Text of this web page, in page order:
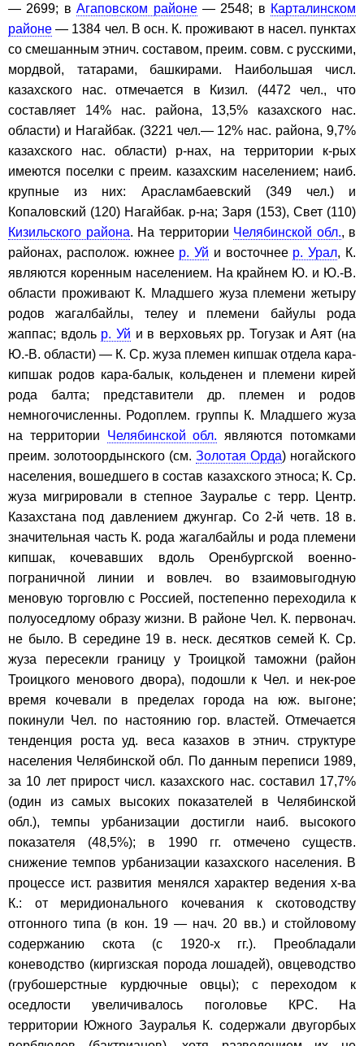
— 2699; вАгаповском районе— 2548; в Карталинском
районе — 1384 чел. В осн. К. проживают в насел. пунктах
со смешанным этнич. составом, преим. совм. с русскими,
мордвой, татарами, башкирами. Наибольшая числ.
казахского нас. отмечается в Кизил. (4472 чел., что
составляет 14% нас. района, 13,5% казахского нас.
области) и Нагайбак. (3221 чел.— 12% нас. района, 9,7%
казахского нас. области) р-нах, на территории к-рых
имеются поселки с преим. казахским населением; наиб.
крупные из них: Арасламбаевский (349 чел.) и
Копаловский (120) Нагайбак. р-на; Заря (153), Свет (110)
Кизильского района. На территории Челябинской обл., в
районах, располож. южнее р. Уй и восточнее р. Урал, К.
являются коренным населением. На крайнем Ю. и Ю.-В.
области проживают К. Младшего жуза племени жетыру
родов жагалбайлы, телеу и племени байулы рода
жаппас; вдоль р. Уй и в верховьях рр. Тогузак и Аят (на
Ю.-В. области) — К. Ср. жуза племен кипшак отдела кара-
кипшак родов кара-балык, кольденен и племени кирей
рода балта; представители др. племен и родов
немногочисленны. Родоплем. группы К. Младшего жуза
на территории Челябинской обл. являются потомками
преим. золотоордынского (см. Золотая Орда) ногайского
населения, вошедшего в состав казахского этноса; К. Ср.
жуза мигрировали в степное Зауралье с терр. Центр.
Казахстана под давлением джунгар. Со 2-й четв. 18 в.
значительная часть К. рода жагалбайлы и рода племени
кипшак, кочевавших вдоль Оренбургской военно-
пограничной линии и вовлеч. во взаимовыгодную
меновую торговлю с Россией, постепенно переходила к
полуоседлому образу жизни. В районе Чел. К. первонач.
не было. В середине 19 в. неск. десятков семей К. Ср.
жуза пересекли границу у Троицкой таможни (район
Троицкого менового двора), подошли к Чел. и нек-рое
время кочевали в пределах города на юж. выгоне;
покинули Чел. по настоянию гор. властей. Отмечается
тенденция роста уд. веса казахов в этнич. структуре
населения Челябинской обл. По данным переписи 1989,
за 10 лет прирост числ. казахского нас. составил 17,7%
(один из самых высоких показателей в Челябинской
обл.), темпы урбанизации достигли наиб. высокого
показателя (48,5%); в 1990 гг. отмечено существ.
снижение темпов урбанизации казахского населения. В
процессе ист. развития менялся характер ведения х-ва
К.: от меридионального кочевания к скотоводству
отгонного типа (в кон. 19 — нач. 20 вв.) и стойловому
содержанию скота (с 1920-х гг.). Преобладали
коневодство (киргизская порода лошадей), овцеводство
(грубошерстные курдючные овцы); с переходом к
оседлости увеличивалось поголовье КРС. На
территории Южного Зауралья К. содержали двугорбых